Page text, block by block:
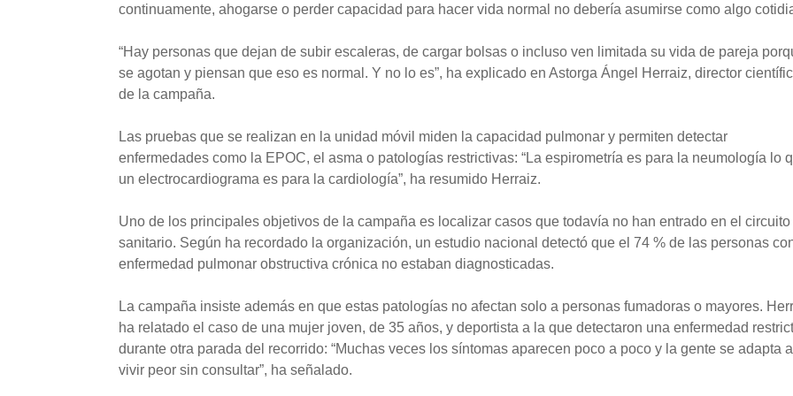
continuamente, ahogarse o perder capacidad para hacer vida normal no debería asumirse como algo
“Hay personas que dejan de subir escaleras, de cargar bolsas o incluso ven limitada su vida de pareja
se agotan y piensan que eso es normal. Y no lo es”, ha explicado en Astorga Ángel Herraiz, director
de la campaña.
Las pruebas que se realizan en la unidad móvil miden la capacidad pulmonar y permiten detectar
enfermedades como la EPOC, el asma o patologías restrictivas: “La espirometría es para la neumología lo
un electrocardiograma es para la cardiología”, ha resumido Herraiz.
Uno de los principales objetivos de la campaña es localizar casos que todavía no han entrado en el circuito
sanitario. Según ha recordado la organización, un estudio nacional detectó que el 74 % de las personas
enfermedad pulmonar obstructiva crónica no estaban diagnosticadas.
La campaña insiste además en que estas patologías no afectan solo a personas fumadoras o mayores.
ha relatado el caso de una mujer joven, de 35 años, y deportista a la que detectaron una enfermedad
durante otra parada del recorrido: “Muchas veces los síntomas aparecen poco a poco y la gente se adapta a
vivir peor sin consultar”, ha señalado.